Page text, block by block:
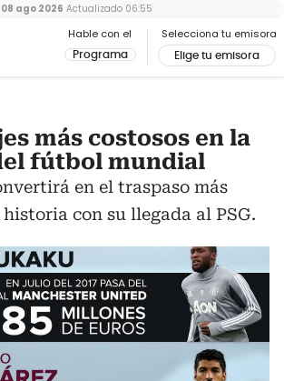
Hable con el
Programa
Selecciona tu emisora
Elige tu emisora
08 ago 2026 Actualizado 06:55
más costosos en la
fútbol mundial
en el traspaso más
con su llegada al PSG.